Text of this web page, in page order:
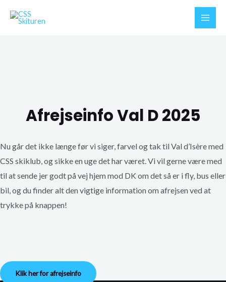
Main
Afrejseinfo Val D 2025
Nu går det ikke længe før vi siger, farvel og tak til Val d’Isère med
CSS skiklub, og sikke en uge det har været.Vi vil gerne være med
til at sende jer godt på vej hjem mod DK om det så er i fly, bus eller
bil, og du finder alt den vigtige information om afrejsen ved at
trykke på knappen!
Klik her for afrejseinfo